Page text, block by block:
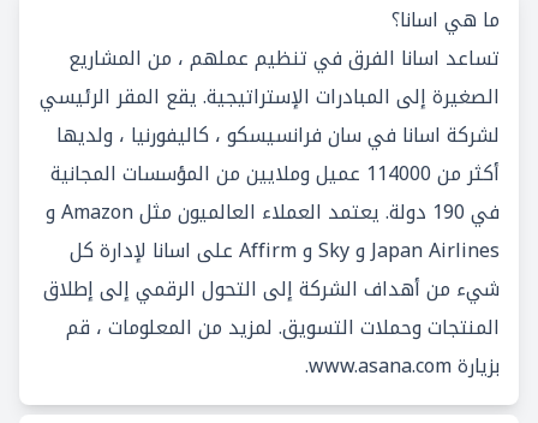
ما هي اسانا؟
تساعد اسانا الفرق في تنظيم عملهم ، من المشاريع
الصغيرة إلى المبادرات الإستراتيجية. يقع المقر الرئيسي
لشركة اسانا في سان فرانسيسكو ، كاليفورنيا ، ولديها
أكثر من 114000 عميل وملايين من المؤسسات المجانية
في 190 دولة. يعتمد العملاء العالميون مثل Amazon و
Japan Airlines و Sky و Affirm على اسانا لإدارة كل
شيء من أهداف الشركة إلى التحول الرقمي إلى إطلاق
المنتجات وحملات التسويق. لمزيد من المعلومات ، قم
بزيارةwww.asana.com
.